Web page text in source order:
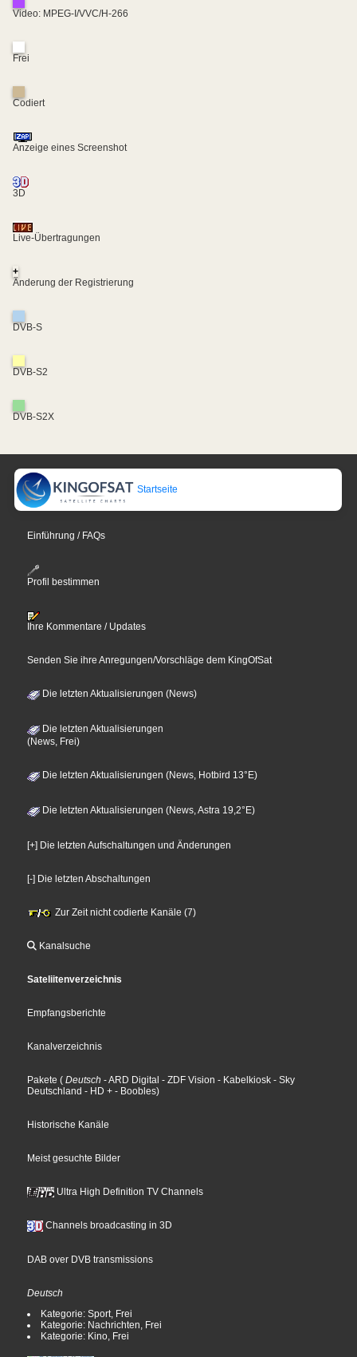
Video: MPEG-I/VVC/H-266
Frei
Codiert
Anzeige eines Screenshot
3D
Live-Übertragungen
+
Änderung der Registrierung
DVB-S
DVB-S2
DVB-S2X
Startseite
Einführung / FAQs
Profil bestimmen
Ihre Kommentare / Updates
Senden Sie ihre Anregungen/Vorschläge dem KingOfSat
Die letzten Aktualisierungen (News)
Die letzten Aktualisierungen
(News, Frei)
Die letzten Aktualisierungen (News, Hotbird 13°E)
Die letzten Aktualisierungen (News, Astra 19,2°E)
[+] Die letzten Aufschaltungen und Änderungen
[-] Die letzten Abschaltungen
Zur Zeit nicht codierte Kanäle (7)
Kanalsuche
Sateliitenverzeichnis
Empfangsberichte
Kanalverzeichnis
Pakete ( Deutsch - ARD Digital - ZDF Vision - Kabelkiosk - Sky
Deutschland - HD + - Boobles)
Historische Kanäle
Meist gesuchte Bilder
Ultra High Definition TV Channels
Channels broadcasting in 3D
DAB over DVB transmissions
Deutsch
Kategorie: Sport, Frei
Kategorie: Nachrichten, Frei
Kategorie: Kino, Frei